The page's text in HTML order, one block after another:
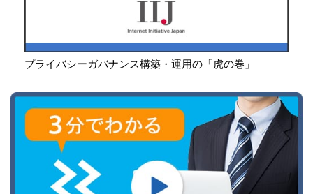
プライバシーガバナンス構築・運用の「虎の巻」